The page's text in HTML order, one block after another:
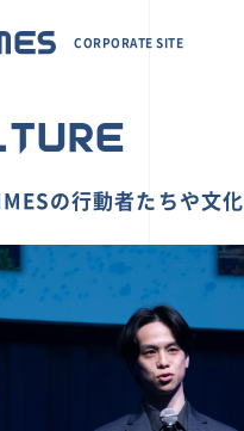
CORPORATE SITE
の行動者たちや文化